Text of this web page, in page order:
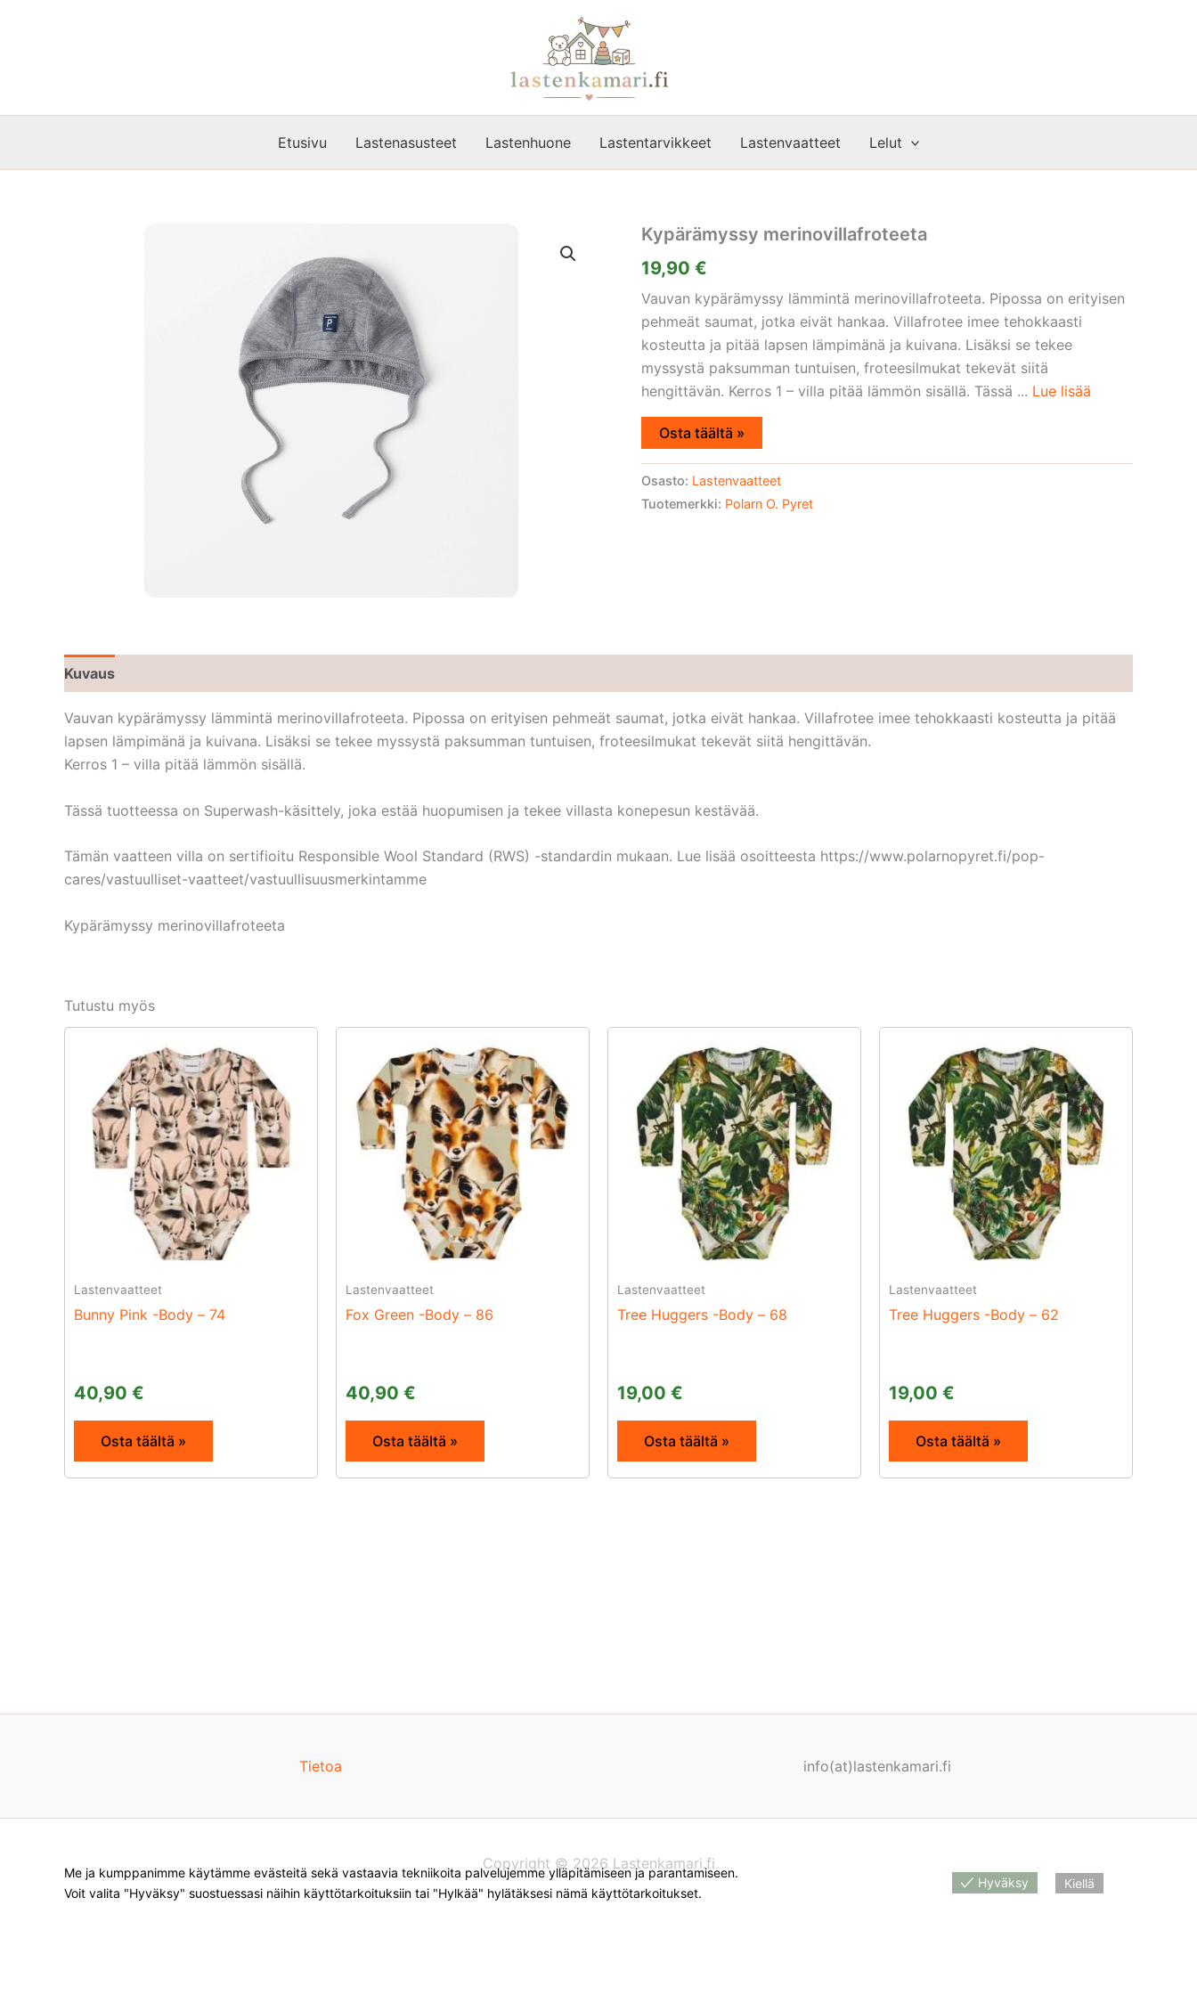
Etusivu Lastenasusteet Lastenhuone Lastentarvikkeet Lastenvaatteet Lelut
Kypärämyssy merinovillafroteeta
19,90 €
Vauvan kypärämyssy lämmintä merinovillafroteeta. Pipossa on erityisen
pehmeät saumat, jotka eivät hankaa. Villafrotee imee tehokkaasti
kosteutta ja pitää lapsen lämpimänä ja kuivana. Lisäksi se tekee
myssystä paksumman tuntuisen, froteesilmukat tekevät siitä
hengittävän. Kerros 1 – villa pitää lämmön sisällä. Tässä ... Lue lisää
Osta täältä »
Osasto: Lastenvaatteet
Tuotemerkki: Polarn O. Pyret
Kuvaus
Vauvan kypärämyssy lämmintä merinovillafroteeta. Pipossa on erityisen pehmeät saumat, jotka eivät hankaa. Villafrotee imee tehokkaasti kosteutta ja pitää
lapsen lämpimänä ja kuivana. Lisäksi se tekee myssystä paksumman tuntuisen, froteesilmukat tekevät siitä hengittävän.
Kerros 1 – villa pitää lämmön sisällä.
Tässä tuotteessa on Superwash-käsittely, joka estää huopumisen ja tekee villasta konepesun kestävää.
Tämän vaatteen villa on sertifioitu Responsible Wool Standard (RWS) -standardin mukaan. Lue lisää osoitteesta https://www.polarnopyret.fi/pop-
cares/vastuulliset-vaatteet/vastuullisuusmerkintamme
Kypärämyssy merinovillafroteeta
Tutustu myös
Lastenvaatteet
Bunny Pink -Body – 74
40,90 €
Osta täältä »
Lastenvaatteet
Fox Green -Body – 86
40,90 €
Osta täältä »
Lastenvaatteet
Tree Huggers -Body – 68
19,00 €
Osta täältä »
Lastenvaatteet
Tree Huggers -Body – 62
19,00 €
Osta täältä »
Tietoa info(at)lastenkamari.fi
Copyright © 2026 Lastenkamari.fi
Me ja kumppanimme käytämme evästeitä sekä vastaavia tekniikoita palvelujemme ylläpitämiseen ja parantamiseen.
Voit valita "Hyväksy" suostuessasi näihin käyttötarkoituksiin tai "Hylkää" hylätäksesi nämä käyttötarkoitukset.
Hyväksy Kiellä